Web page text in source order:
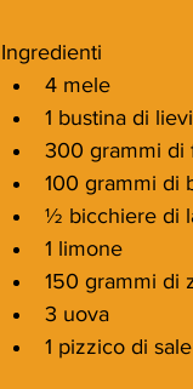
Ingredienti
4 mele
1 bustina di
300 grammi di
100 grammi di
½ bicchiere di
1 limone
150 grammi di
3 uova
1 pizzico di sale